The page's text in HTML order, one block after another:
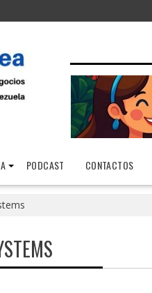
PODCAST CONTACTOS